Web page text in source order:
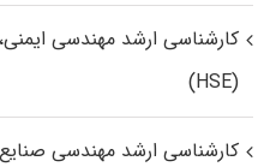
کارشناسی ارشد مهندسی
(HSE)
کارشناسی ارشد مهندسی صنایع